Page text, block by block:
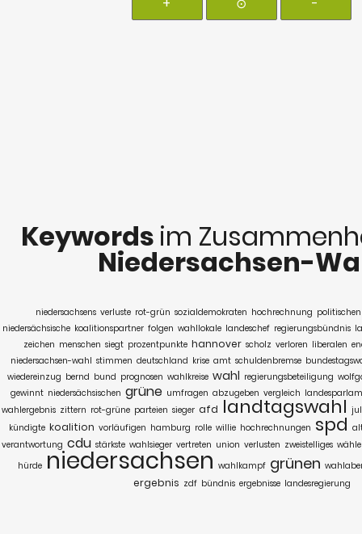
Keywords im
Niedersachsen-
niedersachsens verluste rot-grün sozialdemokraten hochrechnung politischen
niedersächsische koalitionspartner folgen wahllokale landeschef regierungsbündnis
zeichen menschen siegt prozentpunkte hannover scholz verloren liberalen
niedersachsen-wahl stimmen deutschland krise amt schuldenbremse
wiedereinzug bernd bund prognosen wahlkreise wahl regierungsbeteiligung
gewinnt niedersächsischen grüne umfragen abzugeben vergleich
wahlergebnis zittern rot-grüne parteien sieger afd landtagswahl
kündigte koalition vorläufigen hamburg rolle willie hochrechnungen spd
verantwortung cdu stärkste wahlsieger vertreten union verlusten zweistelliges
hürde niedersachsen wahlkampf grünen
ergebnis zdf bündnis ergebnisse landesregierung